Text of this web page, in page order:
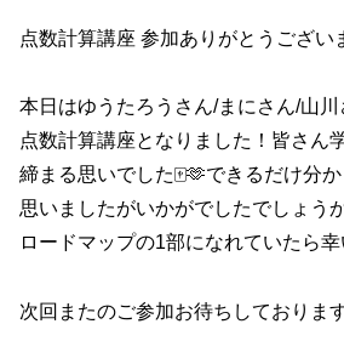
点数計算講座 参加ありがとうござい
本日はゆうたろうさん/まにさん/山
点数計算講座となりました！皆さん
締まる思いでした🀄️🫶できるだけ分
思いましたがいかがでしたでしょう
ロードマップの1部になれていたら
次回またのご参加お待ちしておりま